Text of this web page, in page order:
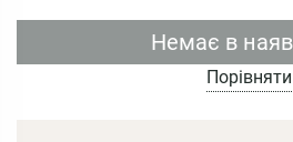
Немає в
Порівняти